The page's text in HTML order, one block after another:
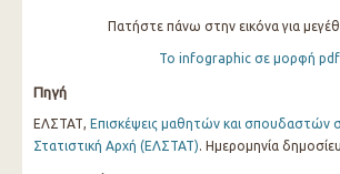
Πατήστε πάνω στην εικόνα για
Το infographic σε μορφή pdf
Πηγή
ΕΛΣΤΑΤ, Επισκέψεις μαθητών και σπουδαστών
Στατιστική Αρχή (ΕΛΣΤΑΤ). Ημερομηνία